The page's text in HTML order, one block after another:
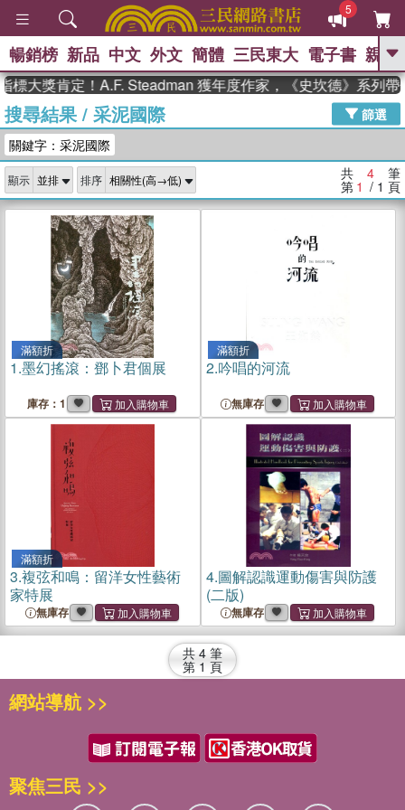
5
GO
高希均教授回憶錄
、 The Odyssey 、 父親節 、 如果歷
獎 臺灣漫遊錄 、 方念華 、 台灣的李
登輝時代
數學女孩：黎曼猜想 、
偉大的迷走神經
暢銷榜 新品 中文 外文 簡體 三民東大 電子書 親子
大獎肯定！A.F. Steadman 獲年度作家，《史坎德》系列帶
搜尋結果/ 采泥國際
篩選
關鍵字：采泥國際
顯示 排序 共 4 筆
第 1 / 1 頁
滿額折
1.墨幻搖滾：鄧卜君個展
庫存：1
滿額折
2.吟唱的河流
無庫存
滿額折
3.複弦和鳴：留洋女性藝術
家特展
無庫存
4.圖解認識運動傷害與防護
(二版)
無庫存
共 4 筆
第 1 頁
網站導航 >>
聚焦三民 >>